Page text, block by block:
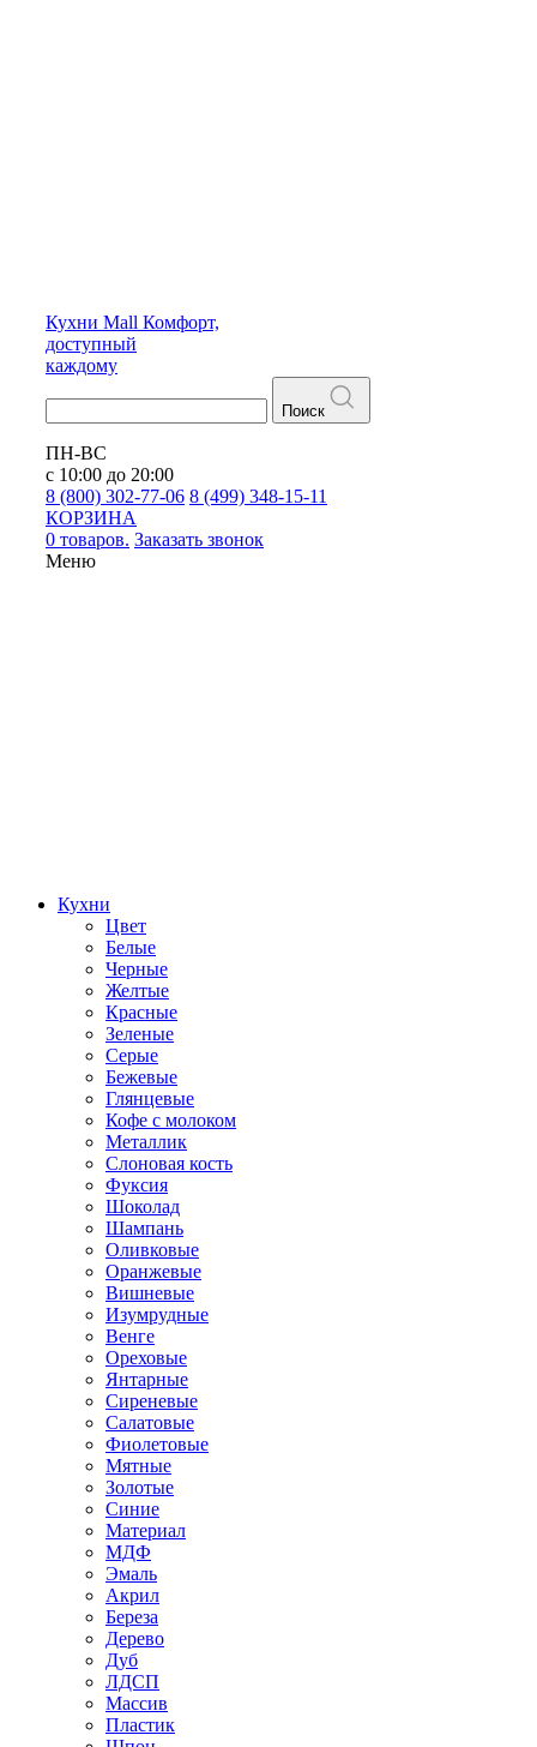
Кухни Mall Комфорт,
доступный
каждому
Поиск
ПН-ВС
с 10:00 до 20:00
8 (800) 302-77-06 8 (499) 348-15-11
КОРЗИНА
0 товаров. Заказать звонок
Меню
Кухни
Цвет
Белые
Черные
Желтые
Красные
Зеленые
Серые
Бежевые
Глянцевые
Кофе с молоком
Металлик
Слоновая кость
Фуксия
Шоколад
Шампань
Оливковые
Оранжевые
Вишневые
Изумрудные
Венге
Ореховые
Янтарные
Сиреневые
Салатовые
Фиолетовые
Мятные
Золотые
Синие
Материал
МДФ
Эмаль
Акрил
Береза
Дерево
Дуб
ЛДСП
Массив
Пластик